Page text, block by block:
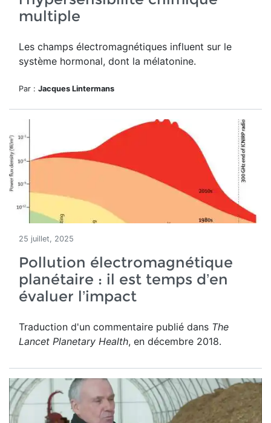
multiple
Les champs électromagnétiques influent sur le
système hormonal, dont la mélatonine.
Par : Jacques Lintermans
25 juillet, 2025
Pollution électromagnétique
planétaire : il est temps d’en
évaluer l’impact
Traduction d'un commentaire publié dans The
Lancet Planetary Health, en décembre 2018.